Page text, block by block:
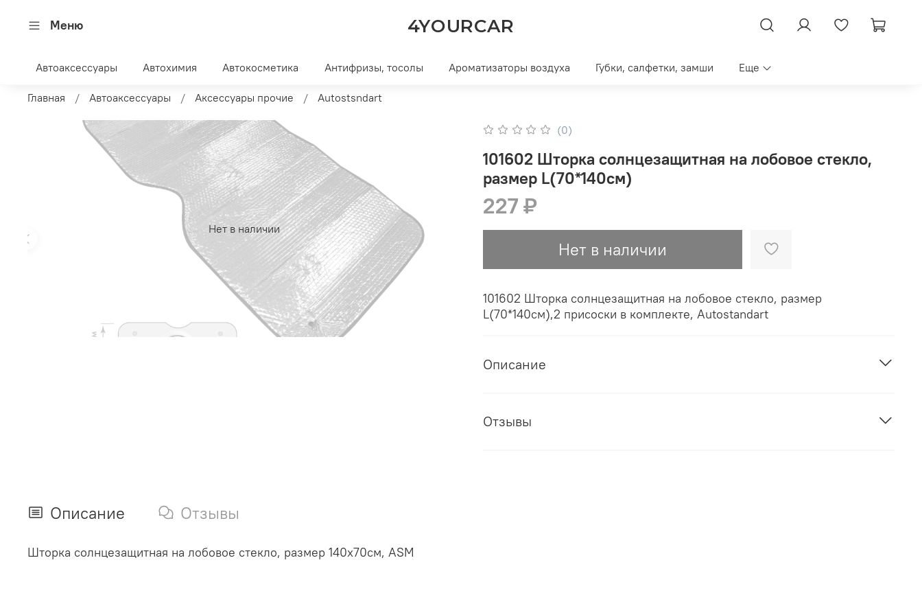
Меню 4YOURCAR
Автоаксессуары Автохимия Автокосметика Антифризы, тосолы Ароматизаторы воздуха Губки, салфетки, замши Еще
Главная Автоаксессуары Аксессуары прочие Autostsndart
Нет в наличии
(0)
101602 Шторка солнцезащитная на лобовое стекло,
размер L(70*140см)
227 ₽
Нет в наличии
101602 Шторка солнцезащитная на лобовое стекло, размер
L(70*140см),2 присоски в комплекте, Autostandart
Описание
Отзывы
Описание Отзывы
Шторка солнцезащитная на лобовое стекло, размер 140х70см, ASM